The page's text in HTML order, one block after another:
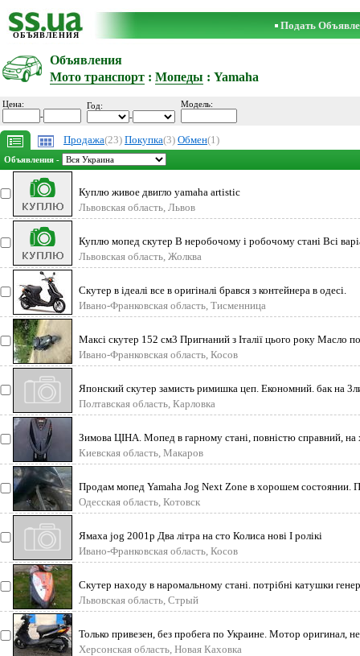
ОБЪЯВЛЕНИЯ
Подать
Объявления
Мото транспорт : Мопеды : Yamaha
Цена:
-
Год:
-
Модель:
Продажа(23) Покупка(3) Обмен(1)
Объявления -
Куплю живое двигло yamaha artistic
Львовская область, Львов
Куплю мопед скутер В неробочому і робочому стані Всі
Львовская область, Жолква
Скутер в ідеалі все в оригіналі брався з контейнера в одесі.
Ивано-Франковская область, Тисменница
Максі скутер 152 см3 Пригнаний з Італії цього року Масло
Нов
Ивано-Франковская область, Косов
Японский скутер замисть римишка цеп. Економний. бак на
Полтавская область, Карловка
Зимова ЦІНА. Мопед в гарному стані, повністю справний, на
1
Киевская область, Макаров
Продам мопед Yamaha Jog Next Zone в хорошем состоянии.
нужны день
Одесская область, Котовск
Ямаха jog 2001р Два літра на сто Колиса нові І ролікі
Ивано-Франковская область, Косов
Скутер находу в наромальному станi. потрiбнi катушки
свiтла.
Львовская область, Стрый
Только привезен, без пробега по Украине. Мотор оригинал,
ремонтировалс
Херсонская область, Новая Каховка